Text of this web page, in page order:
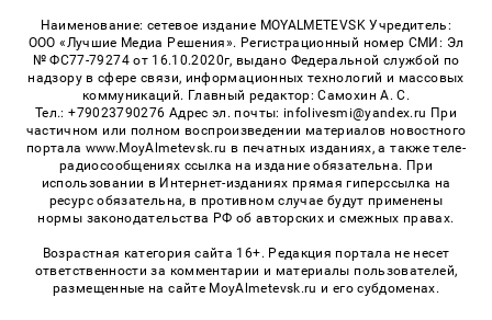
Наименование: сетевое издание MOYALMETEVSK Учредитель:
ООО «Лучшие Медиа Решения». Регистрационный номер СМИ: Эл
№ ФС77-79274 от 16.10.2020г, выдано Федеральной службой по
надзору в сфере связи, информационных технологий и массовых
коммуникаций. Главный редактор: Самохин А. С.
Тел.: +79023790276 Адрес эл. почты: infolivesmi@yandex.ru При
частичном или полном воспроизведении материалов новостного
портала www.MoyAlmetevsk.ru в печатных изданиях, а также теле-
радиосообщениях ссылка на издание обязательна. При
использовании в Интернет-изданиях прямая гиперссылка на
ресурс обязательна, в противном случае будут применены
нормы законодательства РФ об авторских и смежных правах.
Возрастная категория сайта 16+. Редакция портала не несет
ответственности за комментарии и материалы пользователей,
размещенные на сайте MoyAlmetevsk.ru и его субдоменах.